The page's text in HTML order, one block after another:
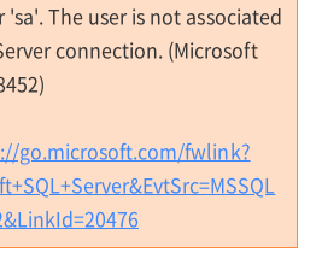
The user is not associated
connection. (Microsoft
go.microsoft.com/fwlink?